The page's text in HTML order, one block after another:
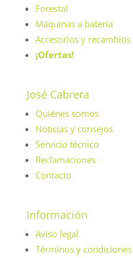
Forestal
Máquinas a batería
Accesorios y recambios
¡Ofertas!
José Cabrera
Quiénes somos
Noticias y consejos
Servicio técnico
Reclamaciones
Contacto
Información
Aviso legal
Términos y condiciones